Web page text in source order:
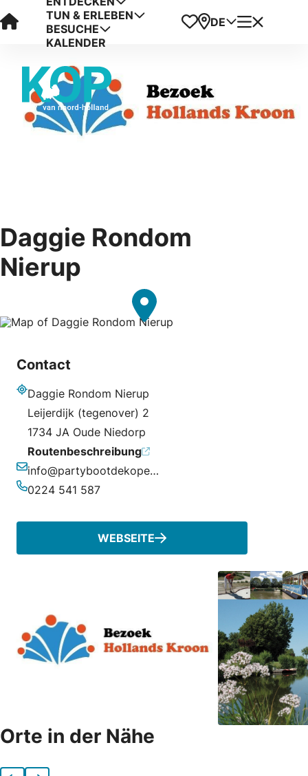
Visit Kop van Holland
TUN & ERLEBEN
BESUCHE
KALENDER
Favoriten
Karte
DE Menü
Daggie Rondom
Nierup
Contact
Adresse
Daggie Rondom Nierup
Leijerdijk (tegenover) 2
1734 JA Oude Niedorp
Routenbeschreibung
E-Mail-Adresse
info@partybootdekoperenhoorn.nl
0224 541 587
WEBSEITE
Orte in der Nähe